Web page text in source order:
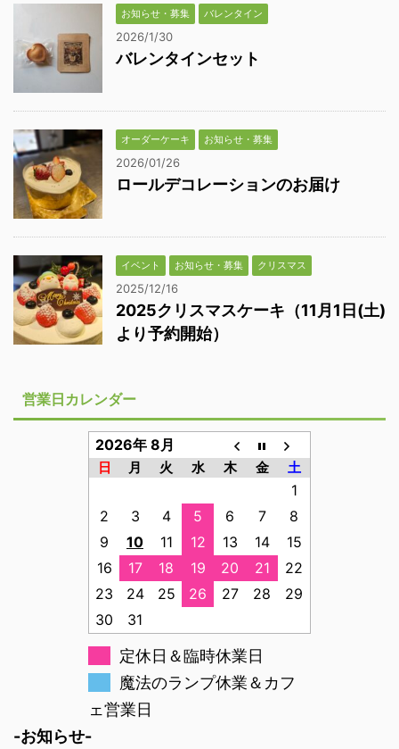
お知らせ・募集 バレンタイン
2026/1/30
バレンタインセット
オーダーケーキ お知らせ・募集
2026/01/26
ロールデコレーションのお届け
イベント お知らせ・募集 クリスマス
2025/12/16
2025クリスマスケーキ（11月1日(土)
より予約開始）
営業日カレンダー
2026年 8月
日 月 火 水 木 金 土
1
2
3 4 5 6 7
8
9
10 11 12 13 14
15
16
17 18 19 20 21
22
23
24 25 26 27 28
29
30
31
定休日＆臨時休業日
魔法のランプ休業＆カフ
ェ営業日
-お知らせ-